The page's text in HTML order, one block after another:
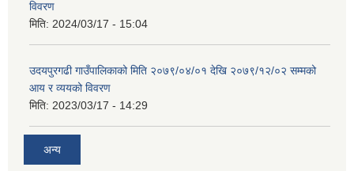
विवरण
मिति: 2024/03/17 - 15:04
उदयपुरगढी गाउँपालिकाको मिति २०७९/०४/०१ देखि २०७९/१२/०२ सम्मको
आय र व्ययको विवरण
मिति: 2023/03/17 - 14:29
अन्य